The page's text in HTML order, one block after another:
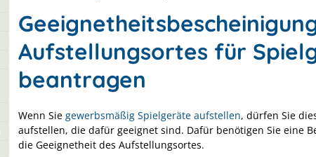
Aufstellungsortes für
beantragen
Wenn Sie gewerbsmäßig Spielgeräte aufstellen, dürfen Sie
aufstellen, die dafür geeignet sind. Dafür benötigen Sie eine
die Geeignetheit des Aufstellungsortes.